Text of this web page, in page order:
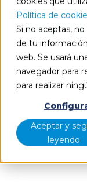
Política de
Si no aceptas,
de tu
web. Se usará
navegador para
para realizar
Aceptar y
leyendo
Inicio Únete